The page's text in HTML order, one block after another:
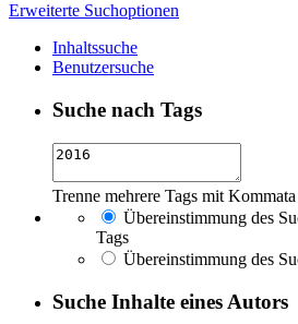
Erweiterte Suchoptionen
Inhaltssuche
Benutzersuche
Suche nach Tags
Trenne mehrere Tags mit
Übereinstimmung des
Tags
Übereinstimmung des
Suche Inhalte eines Autors